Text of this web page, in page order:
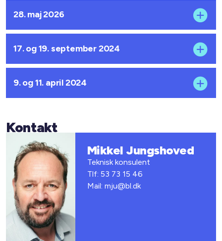
28. maj 2026
17. og 19. september 2024
9. og 11. april 2024
Kontakt
Mikkel Jungshoved
Teknisk konsulent
Tlf: 53 73 15 46
Mail: mju@bl.dk